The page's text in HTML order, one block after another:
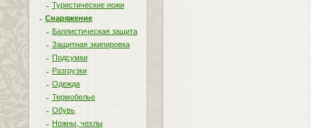
Туристические ножи
Снаряжение
Баллистическая защита
Защитная экипировка
Подсумки
Разгрузки
Одежда
Термобелье
Обувь
Ножны, чехлы